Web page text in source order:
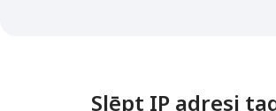
Slēpt IP adresi